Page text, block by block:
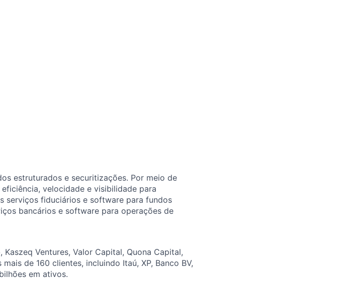
estruturados e securitizações. Por meio de
velocidade e visibilidade para
serviços fiduciários e software para fundos
bancários e software para operações de
Ventures, Valor Capital, Quona Capital,
de 160 clientes, incluindo Itaú, XP, Banco BV,
em ativos.